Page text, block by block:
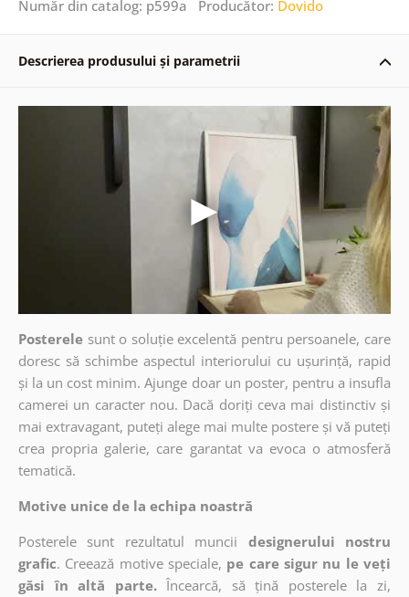
Număr din catalog: p599a Producător: Dovido
Descrierea produsului și parametrii
Posterele sunt o soluție excelentă pentru persoanele, care
doresc să schimbe aspectul interiorului cu ușurință, rapid
și la un cost minim. Ajunge doar un poster, pentru a insufla
camerei un caracter nou. Dacă doriți ceva mai distinctiv și
mai extravagant, puteți alege mai multe postere și vă puteți
crea propria galerie, care garantat va evoca o atmosferă
tematică.
Motive unice de la echipa noastră
Posterele sunt rezultatul muncii
designerului nostru
grafic. Creează motive speciale, pe care sigur nu le veți
găsi în altă parte. Încearcă, să țină posterele la zi,